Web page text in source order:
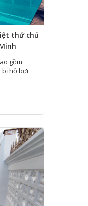
thứ chú
gồm
bị hồ bơi